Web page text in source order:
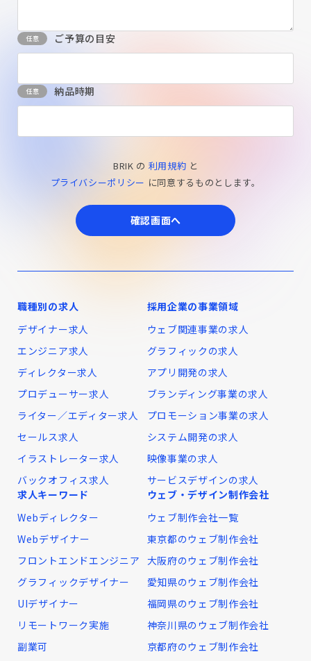
ご予算の目安
納品時期
BRIK の 利用規約 と
プライバシーポリシー に同意するものとします。
確認画面へ
職種別の求人
デザイナー求人
エンジニア求人
ディレクター求人
プロデューサー求人
ライター／エディター求人
セールス求人
イラストレーター求人
バックオフィス求人
採用企業の事業領域
ウェブ関連事業の求人
グラフィックの求人
アプリ開発の求人
ブランディング事業の求人
プロモーション事業の求人
システム開発の求人
映像事業の求人
サービスデザインの求人
求人キーワード
Webディレクター
Webデザイナー
フロントエンドエンジニア
グラフィックデザイナー
UIデザイナー
リモートワーク実施
副業可
ウェブ・デザイン制作会社
ウェブ制作会社一覧
東京都のウェブ制作会社
大阪府のウェブ制作会社
愛知県のウェブ制作会社
福岡県のウェブ制作会社
神奈川県のウェブ制作会社
京都府のウェブ制作会社